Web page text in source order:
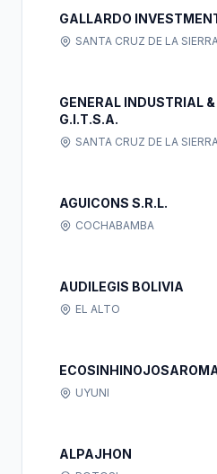
GALLARDO
SANTA CRUZ DE LA
GENERAL INDUSTRIAL
G.I.T.S.A.
SANTA CRUZ DE LA
AGUICONS S.R.L.
COCHABAMBA
AUDILEGIS BOLIVIA
EL ALTO
UYUNI
ALPAJHON